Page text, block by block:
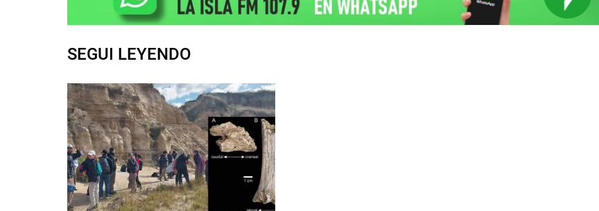
SEGUI LEYENDO